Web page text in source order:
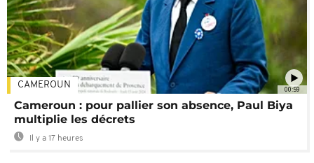
00:59
CAMEROUN
Cameroun : pour pallier son absence, Paul Biya
multiplie les décrets
Il y a 17 heures